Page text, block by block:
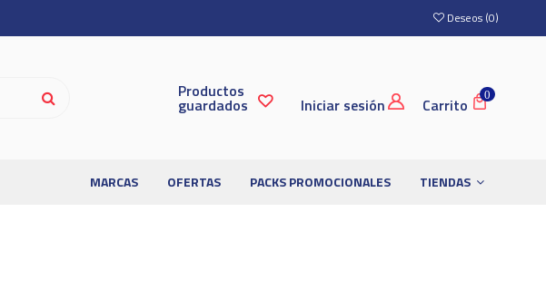
Deseos (0)
Productos
guardados Iniciar sesión 0
Carrito
MARCAS OFERTAS PACKS PROMOCIONALES TIENDAS